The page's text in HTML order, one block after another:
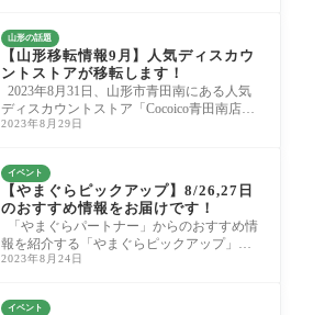
山形の話題
【山形移転情報9月】人気ディスカウ
ントストアが移転します！
2023年8月31日、山形市青田南にある人気
ディスカウントストア「Cocoico青田南店」
が閉店します。 読者のミシェルさんからも
2023年8月29日
イベント
【やまぐらピックアップ】8/26,27日
のおすすめ情報をお届けです！
「やまぐらパートナー」からのおすすめ情
報を紹介する「やまぐらピックアップ」！
今週のお知らせはこちらです。 8月26、27
2023年8月24日
イベント